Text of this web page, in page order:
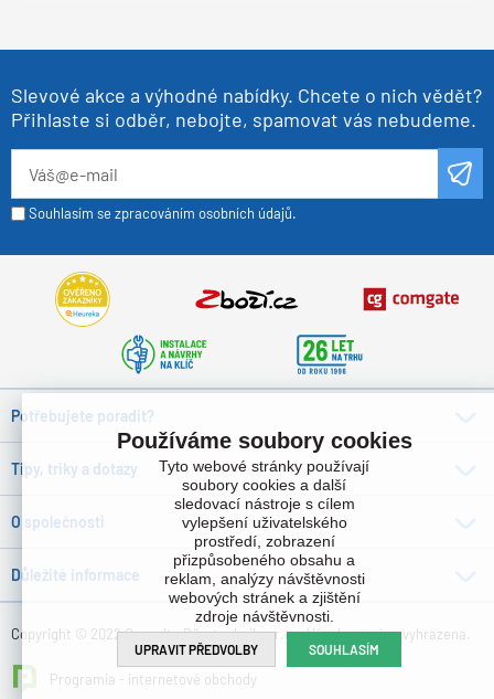
Slevové akce a výhodné nabídky. Chcete o nich vědět?
Přihlaste si odběr, nebojte, spamovat vás nebudeme.
Souhlasím se zpracováním osobních údajů.
Potřebujete poradit?
Tipy, triky a dotazy
O společnosti
Důležité informace
Copyright © 2022 Consulta Bürotechnik s.r.o. , Všechna práva vyhrazena.
Programia - internetové obchody
Používáme soubory cookies
Tyto webové stránky používají
soubory cookies a další
sledovací nástroje s cílem
vylepšení uživatelského
prostředí, zobrazení
přizpůsobeného obsahu a
reklam, analýzy návštěvnosti
webových stránek a zjištění
zdroje návštěvnosti.
UPRAVIT PŘEDVOLBY SOUHLASÍM